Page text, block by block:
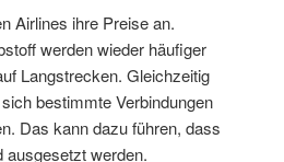
Airlines ihre Preise an.
werden wieder häufiger
Langstrecken. Gleichzeitig
bestimmte Verbindungen
Das kann dazu führen, dass
ausgesetzt werden.